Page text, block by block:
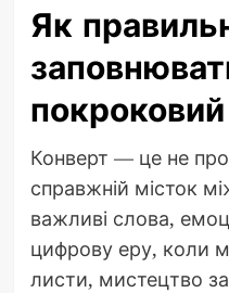
Як
покроковий
Конверт — це не
справжній місток
важливі слова,
цифрову еру, коли
листи, мистецтво